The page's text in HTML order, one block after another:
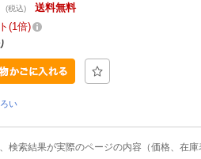
(税込)
送料無料
1倍
い
索結果が実際のページの内容（価格、在